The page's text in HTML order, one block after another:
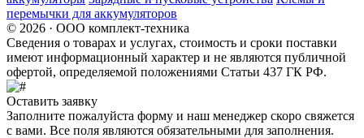
перемычки для аккумуляторов
© 2026 · ООО комплект-техника
Сведения о товарах и услугах, стоимость и сроки поставки
имеют информационный характер и не являются публичной
офертой, определяемой положениями Статьи 437 ГК РФ.
Оставить заявку
Заполните пожалуйста форму и наш менеджер скоро свяжется
с вами. Все поля являются обязательными для заполнения.